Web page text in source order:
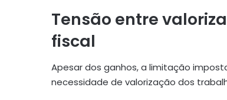
Tensão entre
fiscal
Apesar dos ganhos, a limitação
necessidade de valorização dos